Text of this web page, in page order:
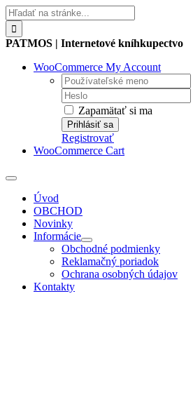
Skip
to
content
Hľadať:
PATMOS | Internetové kníhkupectvo
WooCommerce My Account
Username:
Password:
Zapamätať si ma
Registrovať
WooCommerce Cart
Toggle
Navigation
Úvod
OBCHOD
Novinky
Informácie
Obchodné podmienky
Reklamačný poriadok
Ochrana osobných údajov
Kontakty